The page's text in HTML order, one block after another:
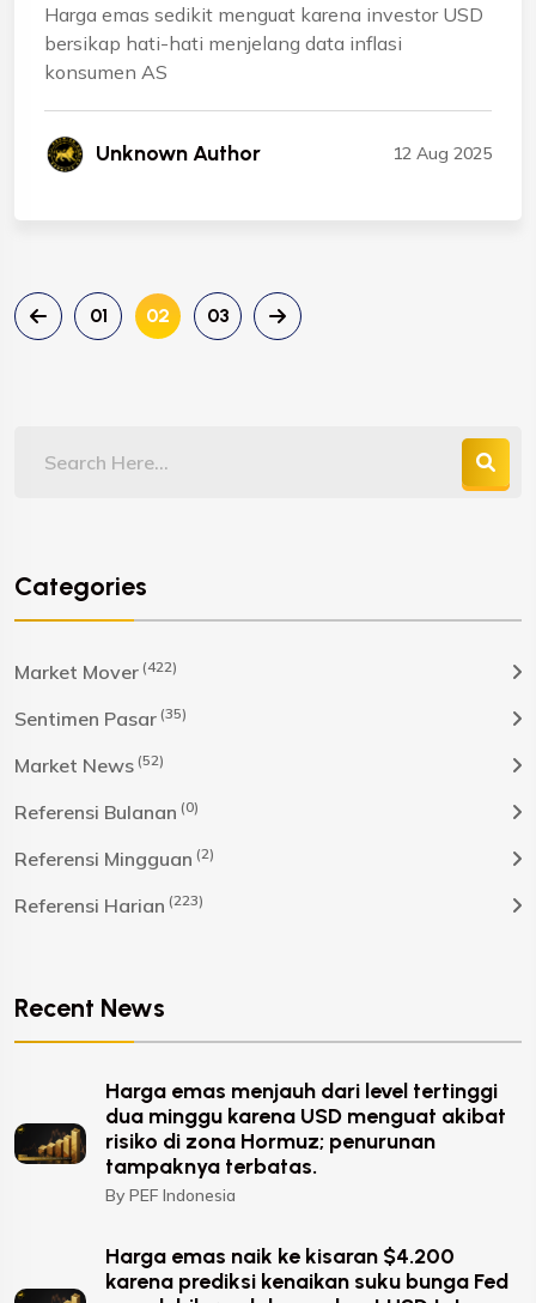
Harga emas sedikit menguat karena investor USD
bersikap hati-hati menjelang data inflasi
konsumen AS
Unknown Author 12 Aug 2025
01 02 03
Categories
Market Mover (422)
Sentimen Pasar (35)
Market News (52)
Referensi Bulanan (0)
Referensi Mingguan (2)
Referensi Harian (223)
Recent News
Harga emas menjauh dari level tertinggi
dua minggu karena USD menguat akibat
risiko di zona Hormuz; penurunan
tampaknya terbatas.
By PEF Indonesia
Harga emas naik ke kisaran $4.200
karena prediksi kenaikan suku bunga Fed